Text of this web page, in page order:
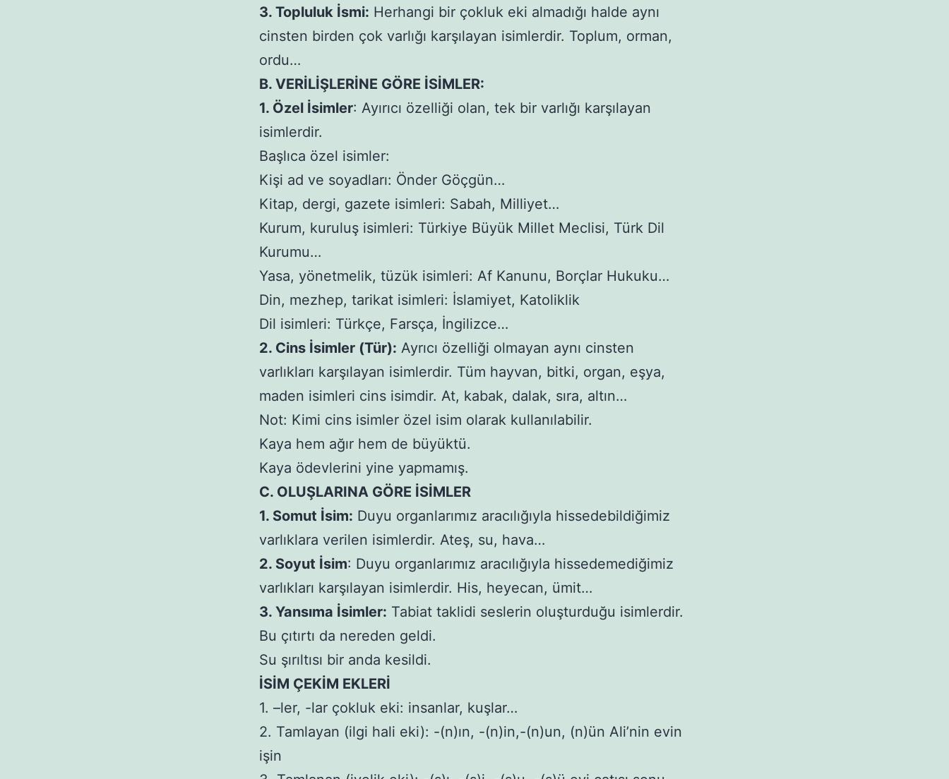
3. Topluluk İsmi: Herhangi bir çokluk eki almadığı halde aynı
cinsten birden çok varlığı karşılayan isimlerdir. Toplum, orman,
ordu…
B. VERİLİŞLERİNE GÖRE İSİMLER:
1. Özel İsimler: Ayırıcı özelliği olan, tek bir varlığı karşılayan
isimlerdir.
Başlıca özel isimler:
Kişi ad ve soyadları: Önder Göçgün…
Kitap, dergi, gazete isimleri: Sabah, Milliyet…
Kurum, kuruluş isimleri: Türkiye Büyük Millet Meclisi, Türk Dil
Kurumu…
Yasa, yönetmelik, tüzük isimleri: Af Kanunu, Borçlar Hukuku…
Din, mezhep, tarikat isimleri: İslamiyet, Katoliklik
Dil isimleri: Türkçe, Farsça, İngilizce…
2. Cins İsimler (Tür): Ayrıcı özelliği olmayan aynı cinsten
varlıkları karşılayan isimlerdir. Tüm hayvan, bitki, organ, eşya,
maden isimleri cins isimdir. At, kabak, dalak, sıra, altın…
Not: Kimi cins isimler özel isim olarak kullanılabilir.
Kaya hem ağır hem de büyüktü.
Kaya ödevlerini yine yapmamış.
C. OLUŞLARINA GÖRE İSİMLER
1. Somut İsim: Duyu organlarımız aracılığıyla hissedebildiğimiz
varlıklara verilen isimlerdir. Ateş, su, hava…
2. Soyut İsim: Duyu organlarımız aracılığıyla hissedemediğimiz
varlıkları karşılayan isimlerdir. His, heyecan, ümit…
3. Yansıma İsimler: Tabiat taklidi seslerin oluşturduğu isimlerdir.
Bu çıtırtı da nereden geldi.
Su şırıltısı bir anda kesildi.
İSİM ÇEKİM EKLERİ
1. –ler, -lar çokluk eki: insanlar, kuşlar…
2. Tamlayan (ilgi hali eki): -(n)ın, -(n)in,-(n)un, (n)ün Ali’nin evin
işin